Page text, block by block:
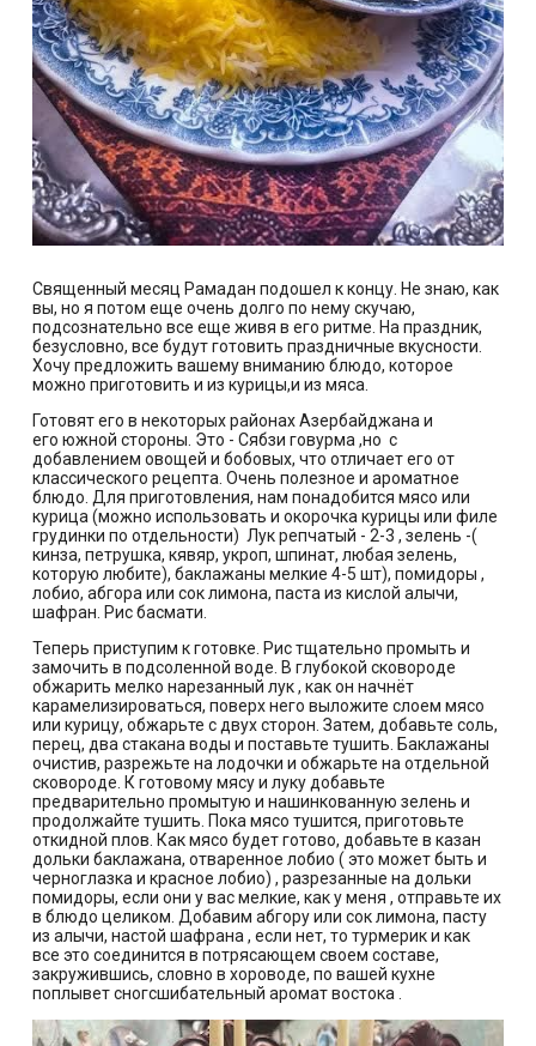
Священный месяц Рамадан подошел к концу. Не знаю, как
вы, но я потом еще очень долго по нему скучаю,
подсознательно все еще живя в его ритме. На праздник,
безусловно, все будут готовить праздничные вкусности.
Хочу предложить вашему вниманию блюдо, которое
можно приготовить и из курицы,и из мяса.
Готовят его в некоторых районах Азербайджана и
его южной стороны. Это - Сябзи говурма ,но с
добавлением овощей и бобовых, что отличает его от
классического рецепта. Очень полезное и ароматное
блюдо. Для приготовления, нам понадобится мясо или
курица (можно использовать и окорочка курицы или филе
грудинки по отдельности) Лук репчатый - 2-3 , зелень -(
кинза, петрушка, кявяр, укроп, шпинат, любая зелень,
которую любите), баклажаны мелкие 4-5 шт), помидоры ,
лобио, абгора или сок лимона, паста из кислой алычи,
шафран. Рис басмати.
Теперь приступим к готовке. Рис тщательно промыть и
замочить в подсоленной воде. В глубокой сковороде
обжарить мелко нарезанный лук , как он начнёт
карамелизироваться, поверх него выложите слоем мясо
или курицу, обжарьте с двух сторон. Затем, добавьте соль,
перец, два стакана воды и поставьте тушить. Баклажаны
очистив, разрежьте на лодочки и обжарьте на отдельной
сковороде. К готовому мясу и луку добавьте
предварительно промытую и нашинкованную зелень и
продолжайте тушить. Пока мясо тушится, приготовьте
откидной плов. Как мясо будет готово, добавьте в казан
дольки баклажана, отваренное лобио ( это может быть и
черноглазка и красное лобио) , разрезанные на дольки
помидоры, если они у вас мелкие, как у меня , отправьте их
в блюдо целиком. Добавим абгору или сок лимона, пасту
из алычи, настой шафрана , если нет, то турмерик и как
все это соединится в потрясающем своем составе,
закружившись, словно в хороводе, по вашей кухне
поплывет сногсшибательный аромат востока .